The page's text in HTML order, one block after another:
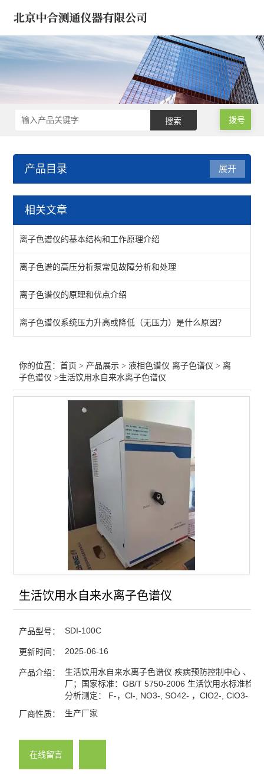
拨号
产品目录
液相色谱仪 离子色谱仪
微波消解仪-红外测温
查看全部 >>
展开
相关文章
离子色谱仪的基本结构和工作原理介绍
离子色谱的高压分析泵常见故障分析和处理
离子色谱仪的原理和优点介绍
离子色谱仪系统压力升高或降低（无压力）是什么原因？
你的位置：首页 > 产品展示 >液相色谱仪 离子色谱仪 > 离
子色谱仪 >生活饮用水自来水离子色谱仪
生活饮用水自来水离子色谱仪
产品型号： SDI-100C
更新时间： 2025-06-16
产品介绍：
生活饮用水自来水离子色谱仪 疾病预防控制中心 、自
厂；国家标准：GB/T 5750-2006 生活饮用水标准检验
分析测定： F-，Cl-, NO3-, SO42- ，ClO2-, ClO3-
厂商性质： 生产厂家
在线留言